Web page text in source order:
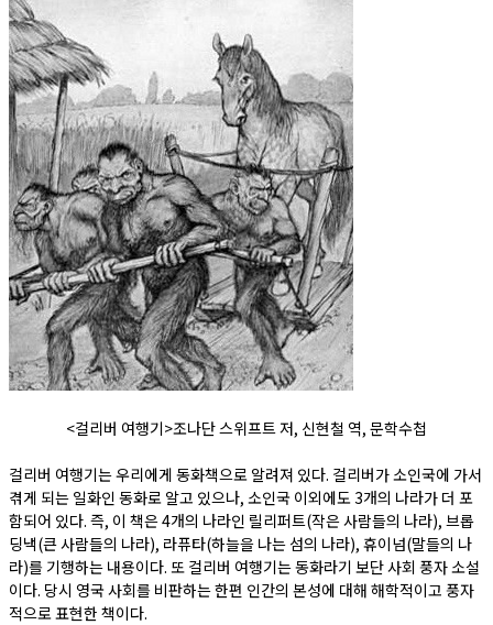
<걸리버 여행기>조나단 스위프트 저, 신현철 역, 문학수첩
걸리버 여행기는 우리에게 동화책으로 알려져 있다. 걸리버가 소인국에 가서
겪게 되는 일화인 동화로 알고 있으나, 소인국 이외에도 3개의 나라가 더 포
함되어 있다. 즉, 이 책은 4개의 나라인 릴리퍼트(작은 사람들의 나라), 브롭
딩낵(큰 사람들의 나라), 라퓨타(하늘을 나는 섬의 나라), 휴이넘(말들의 나
라)를 기행하는 내용이다. 또 걸리버 여행기는 동화라기 보단 사회 풍자 소설
이다. 당시 영국 사회를 비판하는 한편 인간의 본성에 대해 해학적이고 풍자
적으로 표현한 책이다.